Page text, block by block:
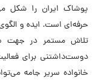
پوشاک ایران را شکل
حرفه‌ای است. ایده و
تلاش مستمر در جهت
دوست‌داشتنی برای
خانواده سریر جامه